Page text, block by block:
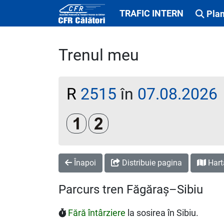
TRAFIC INTERN
Trenul meu
R 2515 în 07.08.2026
Clasa 1Clasa a 2-a
Înapoi Distribuie pagina
Parcurs tren Făgăraș–Sibiu
Fără întârziere la sosirea în Sibiu.